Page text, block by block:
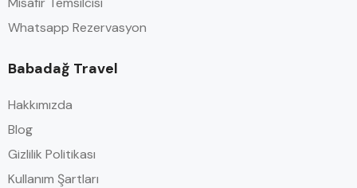
Whatsapp Rezervasyon
Babadağ Travel
Hakkımızda
Blog
Gizlilik Politikası
Kullanım Şartları